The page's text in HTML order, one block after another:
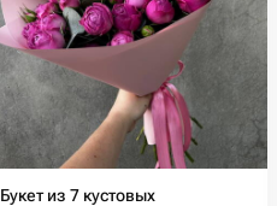
Букет из 7 кустовых